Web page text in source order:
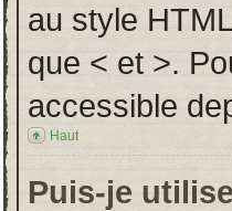
au style
que < et >.
accessible
Haut
Puis-je